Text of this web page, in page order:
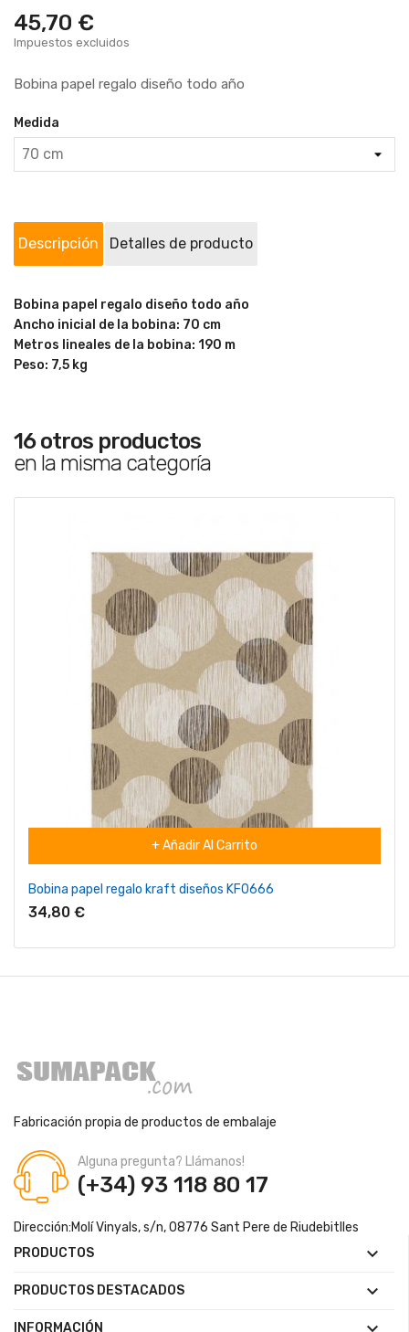
45,70 €
Impuestos excluidos
Bobina papel regalo diseño todo año
Medida
Descripción Detalles de producto
Bobina papel regalo diseño todo año
Ancho inicial de la bobina: 70 cm
Metros lineales de la bobina: 190 m
Peso: 7,5 kg
16 otros productos
en la misma categoría
+ Añadir Al Carrito
Bobina papel regalo kraft diseños KF0666
34,80 €
Fabricación propia de productos de embalaje
Alguna pregunta? Llámanos!
(+34) 93 118 80 17
Dirección:Molí Vinyals, s/n, 08776 Sant Pere de Riudebitlles
PRODUCTOS

PRODUCTOS DESTACADOS 
INFORMACIÓN